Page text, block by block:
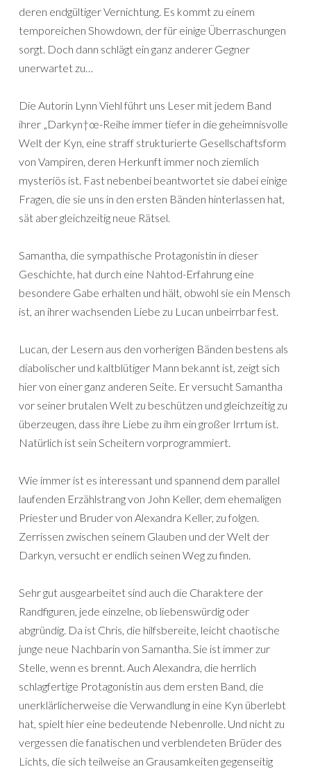
deren endgültiger Vernichtung. Es kommt zu einem
temporeichen Showdown, der für einige Überraschungen
sorgt. Doch dann schlägt ein ganz anderer Gegner
unerwartet zu…
Die Autorin Lynn Viehl führt uns Leser mit jedem Band
ihrer „Darkyn†œ-Reihe immer tiefer in die geheimnisvolle
Welt der Kyn, eine straff strukturierte Gesellschaftsform
von Vampiren, deren Herkunft immer noch ziemlich
mysteriös ist. Fast nebenbei beantwortet sie dabei einige
Fragen, die sie uns in den ersten Bänden hinterlassen hat,
sät aber gleichzeitig neue Rätsel.
Samantha, die sympathische Protagonistin in dieser
Geschichte, hat durch eine Nahtod-Erfahrung eine
besondere Gabe erhalten und hält, obwohl sie ein Mensch
ist, an ihrer wachsenden Liebe zu Lucan unbeirrbar fest.
Lucan, der Lesern aus den vorherigen Bänden bestens als
diabolischer und kaltblütiger Mann bekannt ist, zeigt sich
hier von einer ganz anderen Seite. Er versucht Samantha
vor seiner brutalen Welt zu beschützen und gleichzeitig zu
überzeugen, dass ihre Liebe zu ihm ein großer Irrtum ist.
Natürlich ist sein Scheitern vorprogrammiert.
Wie immer ist es interessant und spannend dem parallel
laufenden Erzählstrang von John Keller, dem ehemaligen
Priester und Bruder von Alexandra Keller, zu folgen.
Zerrissen zwischen seinem Glauben und der Welt der
Darkyn, versucht er endlich seinen Weg zu finden.
Sehr gut ausgearbeitet sind auch die Charaktere der
Randfiguren, jede einzelne, ob liebenswürdig oder
abgründig. Da ist Chris, die hilfsbereite, leicht chaotische
junge neue Nachbarin von Samantha. Sie ist immer zur
Stelle, wenn es brennt. Auch Alexandra, die herrlich
schlagfertige Protagonistin aus dem ersten Band, die
unerklärlicherweise die Verwandlung in eine Kyn überlebt
hat, spielt hier eine bedeutende Nebenrolle. Und nicht zu
vergessen die fanatischen und verblendeten Brüder des
Lichts, die sich teilweise an Grausamkeiten gegenseitig